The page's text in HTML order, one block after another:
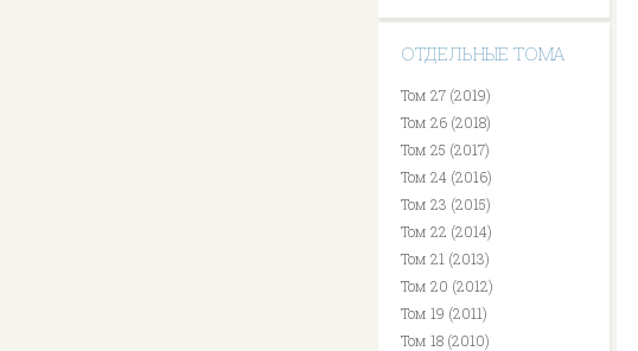
ОТДЕЛЬНЫЕ ТОМА
Том 27 (2019)
Том 26 (2018)
Том 25 (2017)
Том 24 (2016)
Том 23 (2015)
Том 22 (2014)
Том 21 (2013)
Том 20 (2012)
Том 19 (2011)
Том 18 (2010)